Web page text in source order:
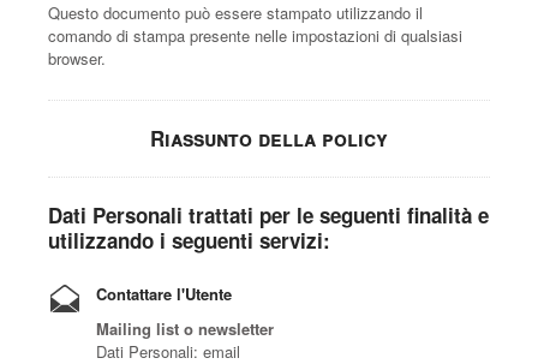
Questo documento può essere stampato utilizzando il
comando di stampa presente nelle impostazioni di qualsiasi
browser.
Riassunto della policy
Dati Personali trattati per le seguenti finalità e
utilizzando i seguenti servizi:
Contattare l'Utente
Mailing list o newsletter
Dati Personali: email